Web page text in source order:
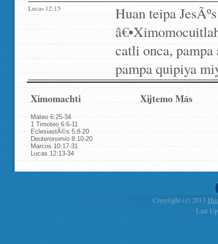
Lucas 12:15
Huan teipa
catli onca,
pampa quipiya
Ximomachti Xijtemo Más
Mateo 6:25-34
1 Timoteo 6:6-11
EclesiastÃ©s 5:8-20
Deuteronomio 8:10-20
Marcos 10:17-31
Lucas 12:13-34
Copyright (c) 2013
Last